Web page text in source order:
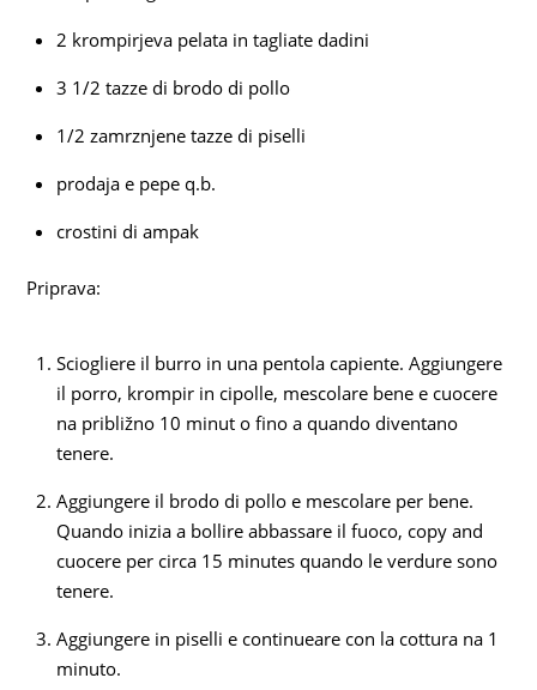
2 krompirjeva pelata in tagliate dadini
3 1/2 tazze di brodo di pollo
1/2 zamrznjene tazze di piselli
prodaja e pepe q.b.
crostini di ampak
Priprava:
Sciogliere il burro in una pentola capiente. Aggiungere
il porro, krompir in cipolle, mescolare bene e cuocere
na približno 10 minut o fino a quando diventano
tenere.
Aggiungere il brodo di pollo e mescolare per bene.
Quando inizia a bollire abbassare il fuoco, copy and
cuocere per circa 15 minutes quando le verdure sono
tenere.
Aggiungere in piselli e continueare con la cottura na 1
minuto.